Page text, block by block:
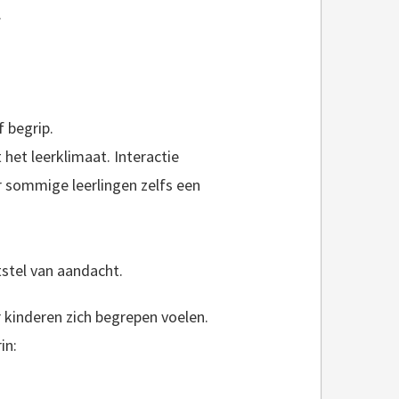
begrip.
het leerklimaat. Interactie
leerlingen zelfs een
van aandacht.
zich begrepen voelen.